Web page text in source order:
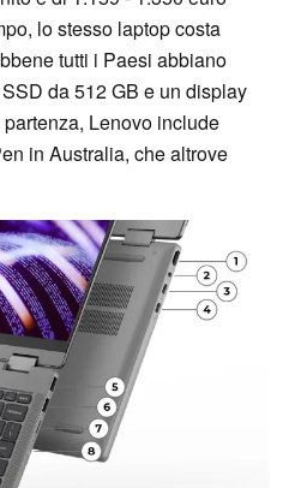
lo stesso laptop costa
tutti i Paesi abbiano
da 512 GB e un display
Lenovo include
in Australia, che altrove